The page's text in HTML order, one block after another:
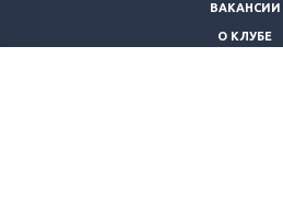
ВАКАНСИИ
О КЛУБЕ